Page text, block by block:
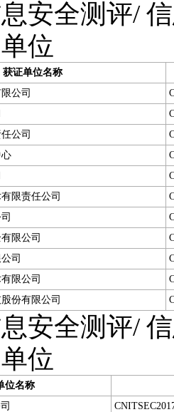
安全测评/
位
获证单位名称
公司
公司
限责任公司
限公司
司
限公司
份有限公司
安全测评/
位
位名称